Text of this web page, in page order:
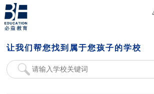
让我们帮您找到属于您孩子的学校